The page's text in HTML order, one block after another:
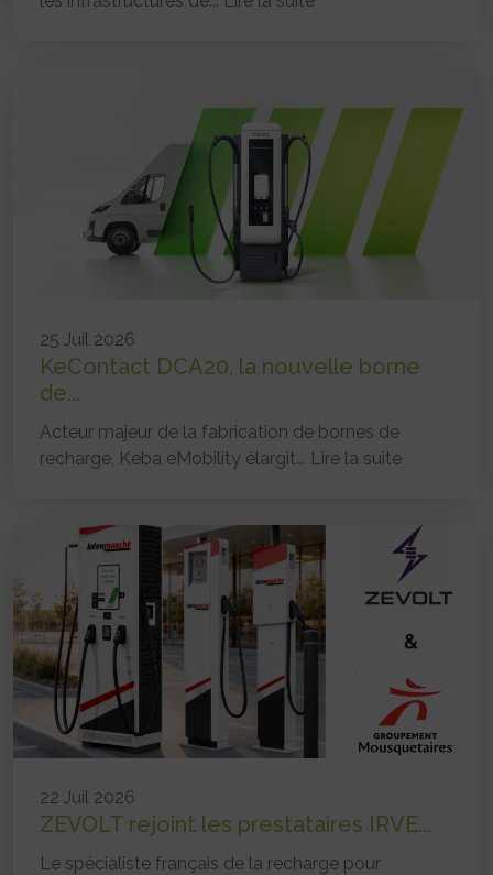
25 Juil 2026
KeContact DCA20, la nouvelle borne
de...
Acteur majeur de la fabrication de bornes de
recharge, Keba eMobility élargit... Lire la suite
22 Juil 2026
ZEVOLT rejoint les prestataires IRVE...
Le spécialiste français de la recharge pour